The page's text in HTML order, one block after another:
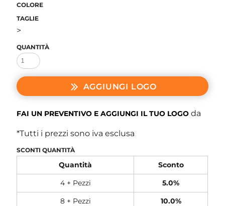
COLORE
TAGLIE
>
QUANTITÀ
AGGIUNGI LOGO
FAI UN PREVENTIVO E AGGIUNGI IL TUO LOGO da
*Tutti i prezzi sono iva esclusa
SCONTI QUANTITÀ
Quantità
Sconto
4 + Pezzi
5.0%
8 + Pezzi
10.0%